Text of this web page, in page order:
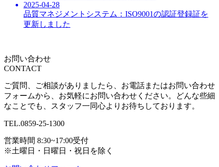
2025-04-28
品質マネジメントシステム：ISO9001の認証登録証を
更新しました
お問い合わせ
CONTACT
ご質問、ご相談がありましたら、お電話またはお問い合わせ
フォームから、お気軽にお問い合わせください。どんな些細
なことでも、スタッフ一同心よりお待ちしております。
TEL.0859-25-1300
営業時間 8:30~17:00受付
※土曜日・日曜日・祝日を除く